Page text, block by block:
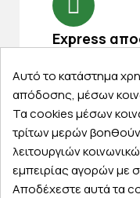
Express
παραλάβετε
Εξυπηρέτηση
Αυτό το κατάστημα
απόδοσης, μέσων
Τα cookies μέσων
τρίτων μερών
λειτουργιών
εμπειρίας αγορών με
Αποδέχεστε αυτά τα